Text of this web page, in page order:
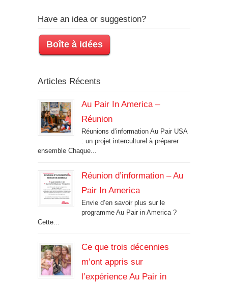
Have an idea or suggestion?
Boîte à idées
Articles Récents
Au Pair In America –
Réunion
Réunions d’information Au Pair USA
: un projet interculturel à préparer
ensemble Chaque...
Réunion d’information – Au
Pair In America
Envie d’en savoir plus sur le
programme Au Pair in America ?
Cette...
Ce que trois décennies
m’ont appris sur
l’expérience Au Pair in